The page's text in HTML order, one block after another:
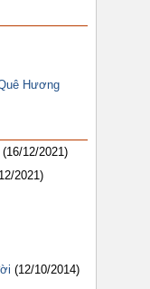
Hương
(16/12/2021)
2021)
(12/10/2014)